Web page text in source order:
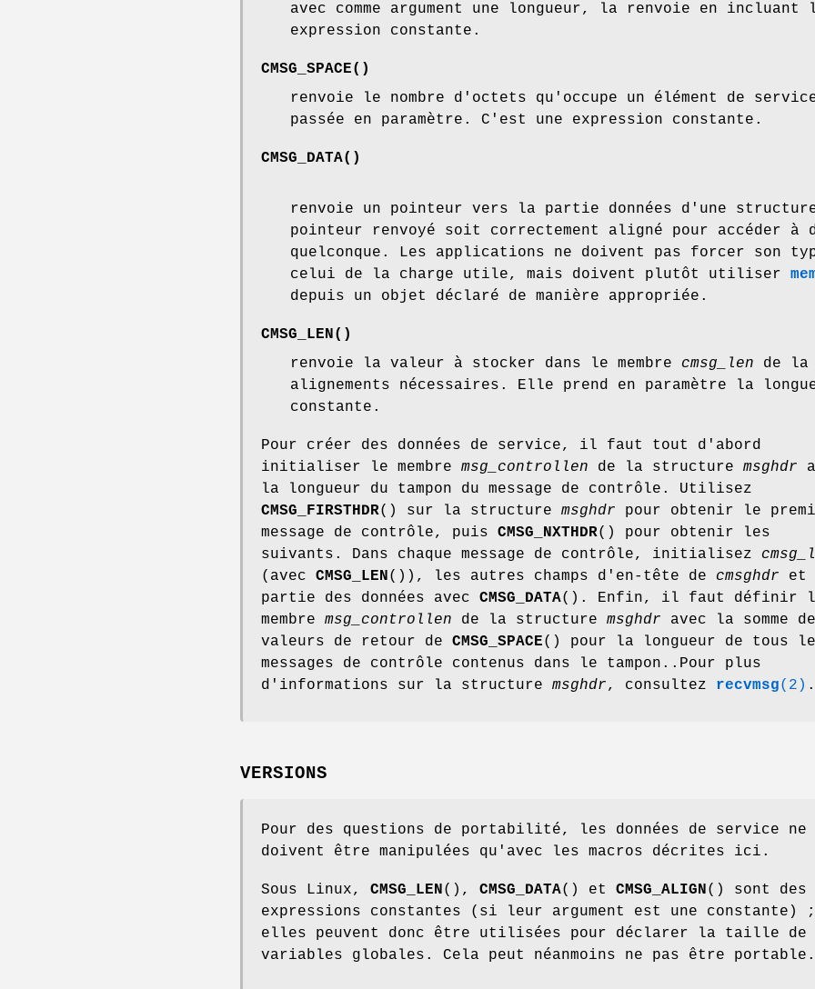
avec comme argument une longueur, la renvoie en
expression constante.
CMSG_SPACE()
renvoie le nombre d'octets qu'occupe un élément de
passée en paramètre. C'est une expression constante.
CMSG_DATA()
renvoie un pointeur vers la partie données d'une
pointeur renvoyé soit correctement aligné pour accéder à
quelconque. Les applications ne doivent pas forcer son
celui de la charge utile, mais doivent plutôt utiliser
depuis un objet déclaré de manière appropriée.
CMSG_LEN()
renvoie la valeur à stocker dans le membre cmsg_len de la
alignements nécessaires. Elle prend en paramètre la
constante.
Pour créer des données de service, il faut tout d'abord
initialiser le membre msg_controllen de la structure msghdr
la longueur du tampon du message de contrôle. Utilisez
CMSG_FIRSTHDR() sur la structure msghdr pour obtenir le
message de contrôle, puis CMSG_NXTHDR() pour obtenir les
suivants. Dans chaque message de contrôle, initialisez
(avec CMSG_LEN()), les autres champs d'en-tête de cmsghdr et
partie des données avec CMSG_DATA(). Enfin, il faut définir
membre msg_controllen de la structure msghdr avec la somme
valeurs de retour de CMSG_SPACE() pour la longueur de tous
messages de contrôle contenus dans le tampon..Pour plus
d'informations sur la structure msghdr, consultez recvmsg(2) .
VERSIONS
Pour des questions de portabilité, les données de service ne
doivent être manipulées qu'avec les macros décrites ici.
Sous Linux, CMSG_LEN(), CMSG_DATA() et CMSG_ALIGN() sont des
expressions constantes (si leur argument est une constante) ;
elles peuvent donc être utilisées pour déclarer la taille de
variables globales. Cela peut néanmoins ne pas être portable.